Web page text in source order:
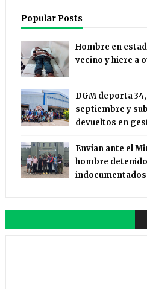
Popular Posts
Hombre en
vecino y hiere a
DGM deporta
septiembre y
devueltos en
Envían ante el
hombre